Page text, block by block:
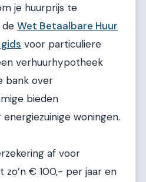
je huurprijs te
Wet Betaalbare Huur
voor particuliere
verhuurhypotheek
bank over
bieden
woningen.
af voor
zo’n € 100,- per jaar en